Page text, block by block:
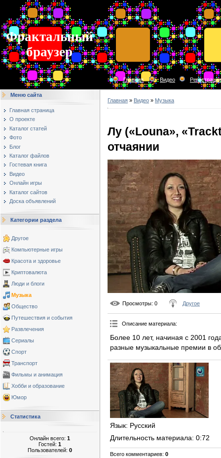
Фрактальный
браузер
Главная Видео Регистрация
Меню сайта
Главная страница
О проекте
Каталог статей
Фото
Блог
Каталог файлов
Гостевая книга
Видео
Онлайн игры
Каталог сайтов
Доска объявлений
Категории раздела
Другое
Компьютерные игры
Красота и здоровье
Криптовалюта
Люди и блоги
Музыка
Общество
Путешествия и события
Развлечения
Сериалы
Спорт
Транспорт
Фильмы и анимация
Хобби и образование
Юмор
Статистика
Онлайн всего: 1
Гостей: 1
Пользователей: 0
Главная » Видео » Музыка
Лу («Louna»,
отчаянии
Просмотры: 0 Другое
Описание материала:
Более 10 лет, начиная с 2001
разные музыкальные премии в
Язык: Русский
Длительность материала: 0:72
Всего комментариев: 0